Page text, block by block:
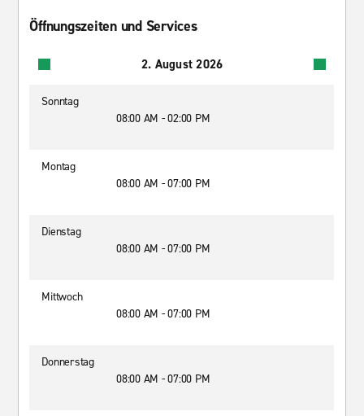
Öffnungszeiten und Services
2. August 2026
Sonntag
08:00 AM - 02:00 PM
Montag
08:00 AM - 07:00 PM
Dienstag
08:00 AM - 07:00 PM
Mittwoch
08:00 AM - 07:00 PM
Donnerstag
08:00 AM - 07:00 PM